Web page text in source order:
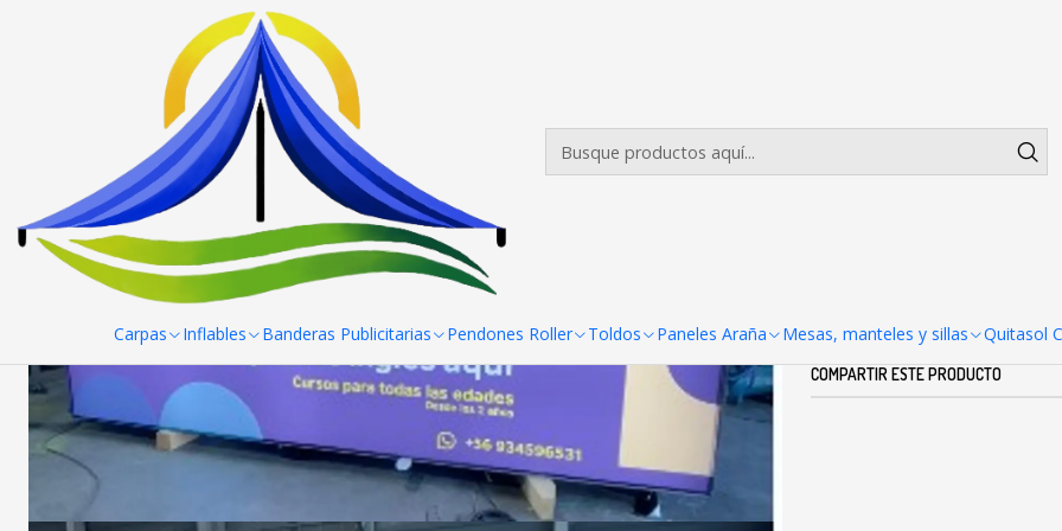
Carpas Inflables Banderas Publicitarias Pendones Roller Toldos Paneles Araña Mesas, manteles y sillas Quitasol
Trabajos hechos CAJAS DE LUZ DIFERENTES MEDIDAS
|
CAJAS DE
Cajas de luz de diferentes
COMPARTIR ESTE PRODUCTO